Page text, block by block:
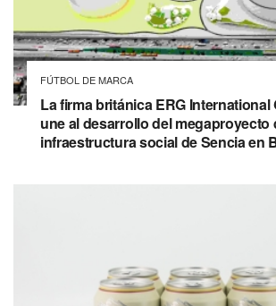
FÚTBOL DE MARCA
La firma británica ERG International
une al desarrollo del megaproyecto
infraestructura social de Sencia en